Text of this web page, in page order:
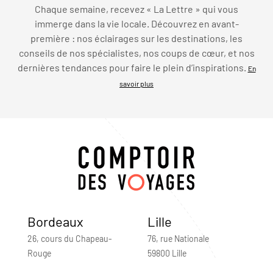
Chaque semaine, recevez « La Lettre » qui vous
immerge dans la vie locale. Découvrez en avant-
première : nos éclairages sur les destinations, les
conseils de nos spécialistes, nos coups de cœur, et nos
dernières tendances pour faire le plein d’inspirations. En
savoir plus
Bordeaux
26, cours du Chapeau-
Rouge
Lille
76, rue Nationale
59800 Lille